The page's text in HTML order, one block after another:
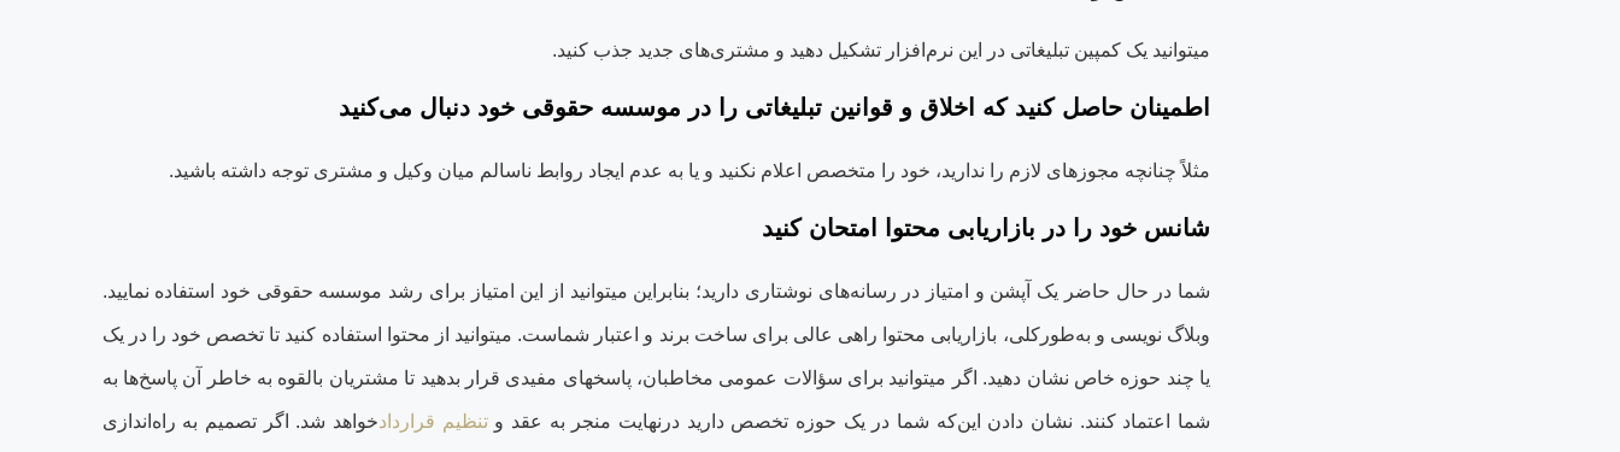
می‏توانید یک کمپین تبلیغاتی در این نرم‏‌افزار تشکیل دهید و مشتری‏‌های جدید جذب کنید.
اطمینان حاصل کنید که اخلاق و قوانین تبلیغاتی را در موسسه حقوقی خود دنبال می‌‏کنید
مثلاً چنانچه مجوزهای لازم را ندارید، خود را متخصص اعلام نکنید و یا به عدم ایجاد روابط ناسالم میان وکیل و مشتری توجه داشته باشید.
شانس خود را در بازاریابی محتوا امتحان کنید
شما در حال حاضر یک آپشن و امتیاز در رسانه‌های نوشتاری دارید؛ بنابراین می‏توانید از این امتیاز برای رشد موسسه حقوقی خود استفاده نمایید.
وبلاگ ‏نویسی و به‌طورکلی، بازاریابی محتوا راهی عالی برای ساخت برند و اعتبار شماست. می‏توانید از محتوا استفاده کنید تا تخصص خود را در یک
یا چند حوزه خاص نشان دهید. اگر می‏توانید برای سؤالات عمومی مخاطبان، پاسخ‏های مفیدی قرار بدهید تا مشتریان بالقوه به خاطر آن پاسخ‏‌ها به
شما اعتماد کنند. نشان دادن این‌که شما در یک حوزه تخصص دارید درنهایت منجر به عقد وتنظیم قراردادخواهد شد. اگر تصمیم به راه‌اندازی